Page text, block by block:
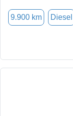
9.900 km Diesel